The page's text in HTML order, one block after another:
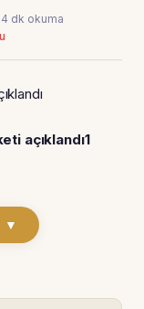
4 dk okuma
açıklandı1
▼